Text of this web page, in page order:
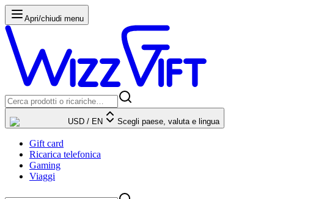
Apri/chiudi menu
USD / EN Scegli paese, valuta e lingua
Gift card
Ricarica telefonica
Gaming
Viaggi